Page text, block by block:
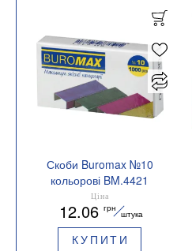
Скоби Buromax №10
кольорові BM.4421
Ціна
12.06 грн
штука
КУПИТИ